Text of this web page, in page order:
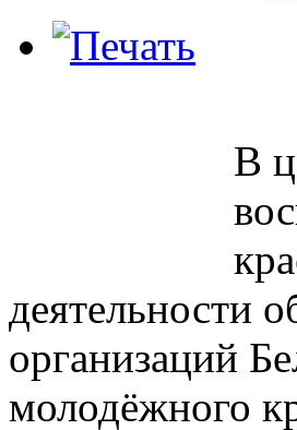
В
деятельности
организаций
молодёжного